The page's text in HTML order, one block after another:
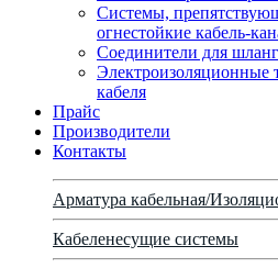
Системы,
огнестойкие кабель-
Соединители для
кабеля
Прайс
Производители
Контакты
Арматура кабельная/
Кабеленесущие системы